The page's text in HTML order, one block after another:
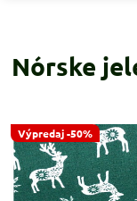
Výpredaj -50%
Nórske